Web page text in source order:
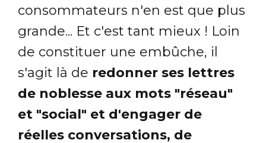
consommateurs n'en est que plus
grande... Et c'est tant mieux ! Loin
de constituer une embûche, il
s'agit là de redonner ses lettres
de noblesse aux mots "réseau"
et "social" et d'engager de
réelles conversations, de